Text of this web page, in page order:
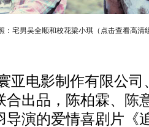
：宅男吴全顺和校花梁小琪（点击查看高清
电影制作有限公司
出品，陈柏霖、
陈
导演的爱情喜剧片《